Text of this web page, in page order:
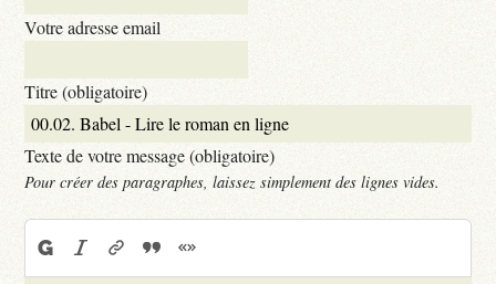
Votre adresse email
Titre (obligatoire)
Texte de votre message (obligatoire)
Pour créer des paragraphes, laissez simplement des lignes vides.